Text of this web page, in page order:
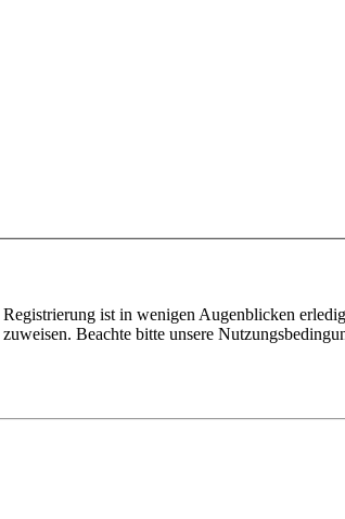
ist in wenigen Augenblicken
Beachte bitte unsere